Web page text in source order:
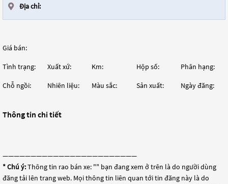
Địa chỉ:
Giá bán:
Tình trạng: Xuất xứ: Km: Hộp số: Phân hạng:
Chỗ ngồi: Nhiên liệu: Màu sắc: Sản xuất: Ngày đăng:
Thông tin chi tiết
————————————————————————
* Chú ý:Thông tin rao bán xe: "" bạn đang xem ở trên là do người dùng
đăng tải lên trang web. Mọi thông tin liên quan tới tin đăng này là do